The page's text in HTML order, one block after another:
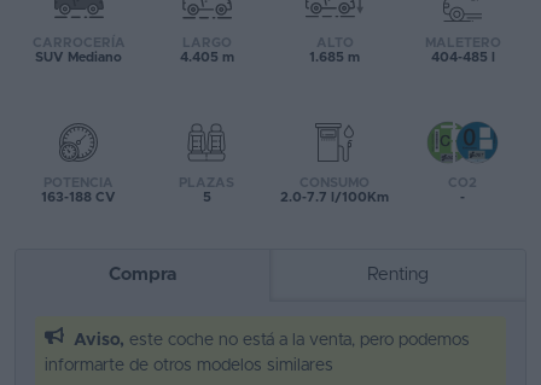
Ofertas
Asistente
Comparador
CARROCERÍA
SUV Mediano
LARGO
4.405 m
ALTO
1.685 m
MALETERO
404-485 l
POTENCIA
163-188 CV
PLAZAS
5
CONSUMO
2.0-7.7 l/100Km
CO2
-
Compra Renting
Aviso, este coche no está a la venta, pero podemos
informarte de otros modelos similares